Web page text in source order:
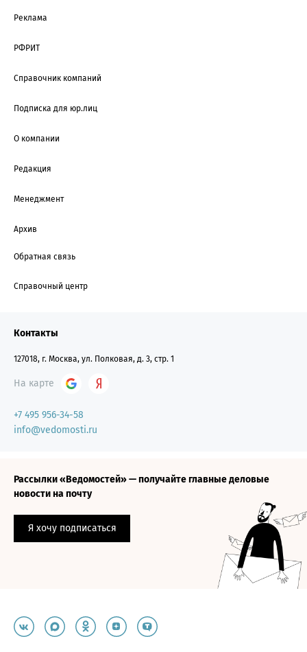
Реклама
РФРИТ
Справочник компаний
Подписка для юр.лиц
О компании
Редакция
Менеджмент
Архив
Обратная связь
Справочный центр
Контакты
127018, г. Москва, ул. Полковая, д. 3, стр. 1
На карте
+7 495 956-34-58
info@vedomosti.ru
Рассылки «Ведомостей» — получайте главные деловые
новости на почту
Я хочу подписаться